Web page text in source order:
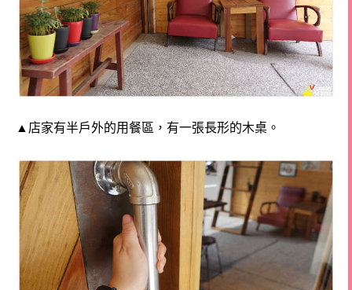
▲店家有半戶外的用餐區，有一張長形的木桌。